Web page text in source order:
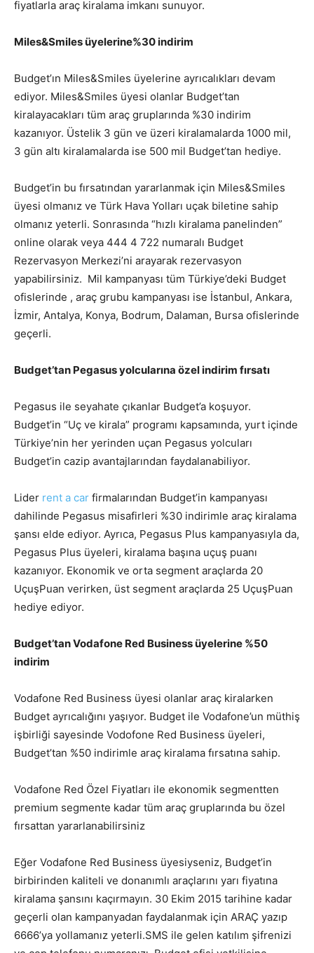
fiyatlarla araç kiralama imkanı sunuyor.
Miles&Smiles üyelerine%30 indirim
Budget’ın Miles&Smiles üyelerine ayrıcalıkları devam
ediyor. Miles&Smiles üyesi olanlar Budget’tan
kiralayacakları tüm araç gruplarında %30 indirim
kazanıyor. Üstelik 3 gün ve üzeri kiralamalarda 1000 mil,
3 gün altı kiralamalarda ise 500 mil Budget’tan hediye.
Budget’in bu fırsatından yararlanmak için Miles&Smiles
üyesi olmanız ve Türk Hava Yolları uçak biletine sahip
olmanız yeterli. Sonrasında “hızlı kiralama panelinden”
online olarak veya 444 4 722 numaralı Budget
Rezervasyon Merkezi’ni arayarak rezervasyon
yapabilirsiniz. Mil kampanyası tüm Türkiye’deki Budget
ofislerinde , araç grubu kampanyası ise İstanbul, Ankara,
İzmir, Antalya, Konya, Bodrum, Dalaman, Bursa ofislerinde
geçerli.
Budget’tan Pegasus yolcularına özel indirim fırsatı
Pegasus ile seyahate çıkanlar Budget’a koşuyor.
Budget’in “Uç ve kirala” programı kapsamında, yurt içinde
Türkiye’nin her yerinden uçan Pegasus yolcuları
Budget’in cazip avantajlarından faydalanabiliyor.
Lider rent a car firmalarından Budget’in kampanyası
dahilinde Pegasus misafirleri %30 indirimle araç kiralama
şansı elde ediyor. Ayrıca, Pegasus Plus kampanyasıyla da,
Pegasus Plus üyeleri, kiralama başına uçuş puanı
kazanıyor. Ekonomik ve orta segment araçlarda 20
UçuşPuan verirken, üst segment araçlarda 25 UçuşPuan
hediye ediyor.
Budget’tan Vodafone Red Business üyelerine %50
indirim
Vodafone Red Business üyesi olanlar araç kiralarken
Budget ayrıcalığını yaşıyor. Budget ile Vodafone’un müthiş
işbirliği sayesinde Vodofone Red Business üyeleri,
Budget’tan %50 indirimle araç kiralama fırsatına sahip.
Vodafone Red Özel Fiyatları ile ekonomik segmentten
premium segmente kadar tüm araç gruplarında bu özel
fırsattan yararlanabilirsiniz
Eğer Vodafone Red Business üyesiyseniz, Budget’in
birbirinden kaliteli ve donanımlı araçlarını yarı fiyatına
kiralama şansını kaçırmayın. 30 Ekim 2015 tarihine kadar
geçerli olan kampanyadan faydalanmak için ARAÇ yazıp
6666’ya yollamanız yeterli.SMS ile gelen katılım şifrenizi